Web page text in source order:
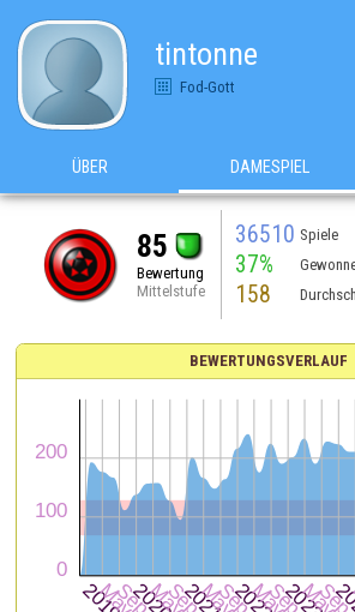
tintonne
Fod-Gott
ÜBER DAMESPIEL
85
Bewertung
Mittelstufe
36510 Spiele
37%
158
BEWERTUNGSVERLAUF